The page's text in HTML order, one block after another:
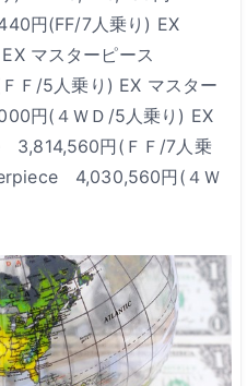
円(FF/7人乗り) EX
EX マスターピース
Ｆ/5人乗り) EX マスター
円(４ＷＤ/5人乗り) EX
3,814,560円(ＦＦ/7人乗
4,030,560円(４Ｗ